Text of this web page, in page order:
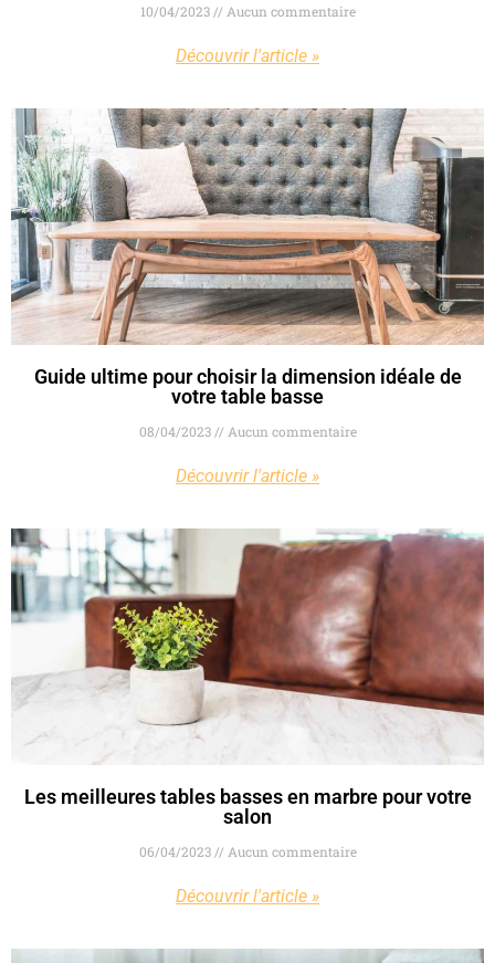
10/04/2023 Aucun commentaire
Découvrir l'article »
Guide ultime pour choisir la dimension idéale de
votre table basse
08/04/2023 Aucun commentaire
Découvrir l'article »
Les meilleures tables basses en marbre pour votre
salon
06/04/2023 Aucun commentaire
Découvrir l'article »